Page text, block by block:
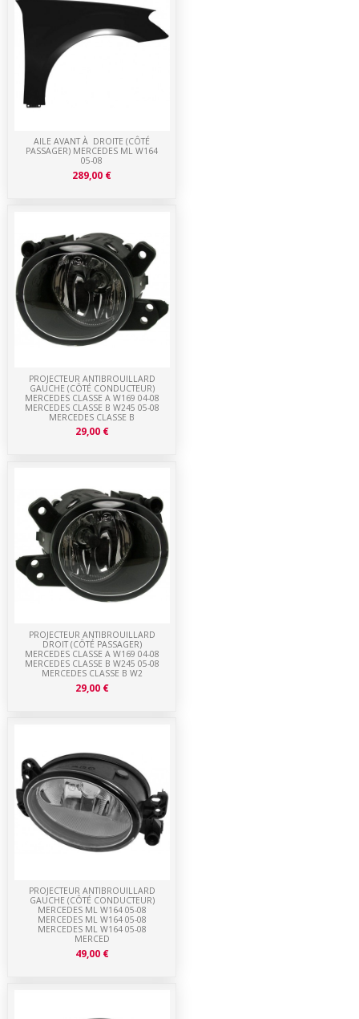
PROJECTEUR ANTIBROUILLARD
GAUCHE (CÔTÉ CONDUCTEUR)
MERCEDES ML W164 05-08
MERCEDES ML W164 05-08
MERCEDES ML W164 05-08
MERCED
49,00 €
PROJECTEUR ANTIBROUILLARD
DROIT (CÔTÉ PASSAGER)
MERCEDES CLASSE A W169 04-08
MERCEDES CLASSE B W245 05-08
MERCEDES CLASSE B W2
29,00 €
PROJECTEUR ANTIBROUILLARD
GAUCHE (CÔTÉ CONDUCTEUR)
MERCEDES CLASSE A W169 04-08
MERCEDES CLASSE B W245 05-08
MERCEDES CLASSE B
29,00 €
AILE AVANT À DROITE (CÔTÉ
PASSAGER) MERCEDES ML W164
05-08
289,00 €